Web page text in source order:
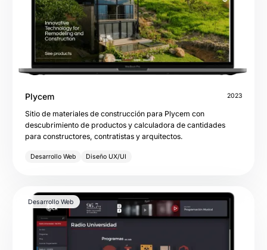
Plycem 2023
Sitio de materiales de construcción para Plycem con
descubrimiento de productos y calculadora de cantidades
para constructores, contratistas y arquitectos.
Desarrollo Web Diseño UX/UI
Desarrollo Web